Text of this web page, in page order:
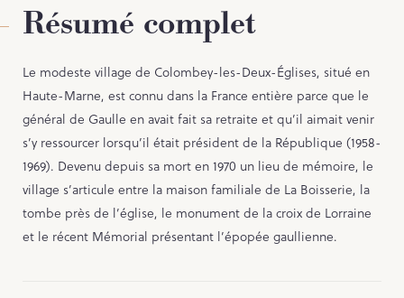
Résumé complet
Le modeste village de Colombey-les-Deux-Églises, situé en
Haute-Marne, est connu dans la France entière parce que le
général de Gaulle en avait fait sa retraite et qu’il aimait venir
s’y ressourcer lorsqu’il était président de la République (1958-
1969). Devenu depuis sa mort en 1970 un lieu de mémoire, le
village s’articule entre la maison familiale de La Boisserie, la
tombe près de l’église, le monument de la croix de Lorraine
et le récent Mémorial présentant l’épopée gaullienne.